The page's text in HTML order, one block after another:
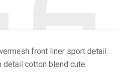
front liner sport detail.
cotton blend cute